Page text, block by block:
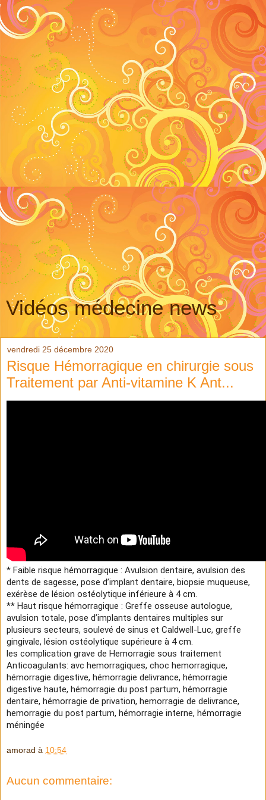
Vidéos médecine news
vendredi 25 décembre 2020
Risque Hémorragique en chirurgie sous
Traitement par Anti-vitamine K Ant...
* Faible risque hémorragique : Avulsion dentaire, avulsion des
dents de sagesse, pose d’implant dentaire, biopsie muqueuse,
exérèse de lésion ostéolytique inférieure à 4 cm.
** Haut risque hémorragique : Greffe osseuse autologue,
avulsion totale, pose d’implants dentaires multiples sur
plusieurs secteurs, soulevé de sinus et Caldwell-Luc, greffe
gingivale, lésion ostéolytique supérieure à 4 cm.
les complication grave de Hemorragie sous traitement
Anticoagulants: avc hemorragiques, choc hemorragique,
hémorragie digestive, hémorragie delivrance, hémorragie
digestive haute, hémorragie du post partum, hémorragie
dentaire, hémorragie de privation, hemorragie de delivrance,
hemorragie du post partum, hémorragie interne, hémorragie
méningée
amorad à 10:54
Aucun commentaire: